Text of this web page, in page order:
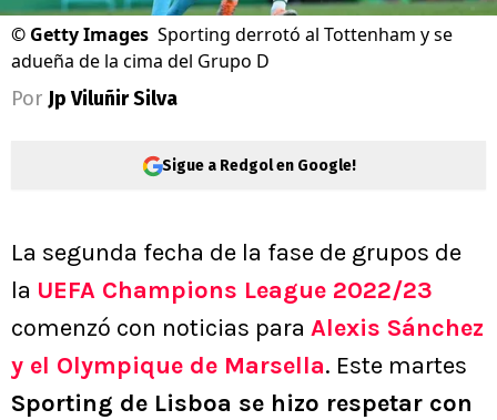
© Getty Images Sporting derrotó al Tottenham y se
adueña de la cima del Grupo D
Por Jp Viluñir Silva
Sigue a Redgol en Google!
La segunda fecha de la fase de grupos de
la UEFA Champions League 2022/23
comenzó con noticias para Alexis Sánchez
y el Olympique de Marsella. Este martes
Sporting de Lisboa se hizo respetar con